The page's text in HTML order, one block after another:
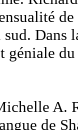
géniale
A.
de